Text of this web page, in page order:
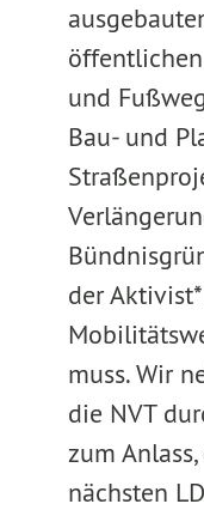
und
Bau- und
der
muss. Wir
die NVT
zum
nächsten